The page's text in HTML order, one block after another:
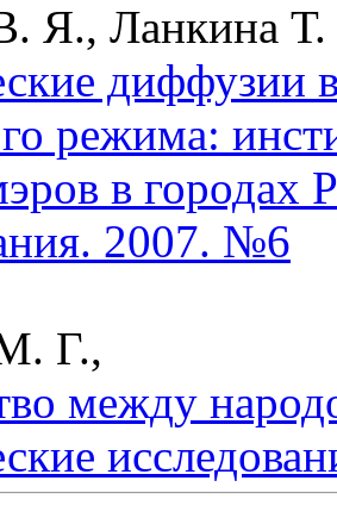
Я., Ланкина
диффузии
режима:
в городах
2007. №6
Г.,
между